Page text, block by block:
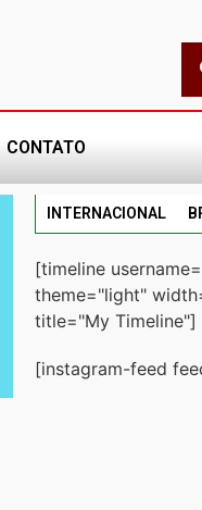
CONTATO
INTERNACIONAL
[timeline
theme="light"
title="My Timeline"]
[instagram-feed